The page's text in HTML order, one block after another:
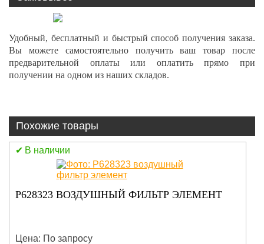
Удобный, бесплатный и быстрый способ получения заказа.
Вы можете самостоятельно получить ваш товар после
предварительной оплаты или оплатить прямо при
получении на одном из наших складов.
Похожие товары
В наличии
P628323 ВОЗДУШНЫЙ ФИЛЬТР ЭЛЕМЕНТ
Цена: По запросу